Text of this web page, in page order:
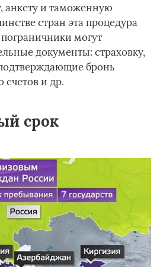
анкету и таможенную
стран эта процедура
могут
документы: страховку,
бронь
счетов и др.
срок